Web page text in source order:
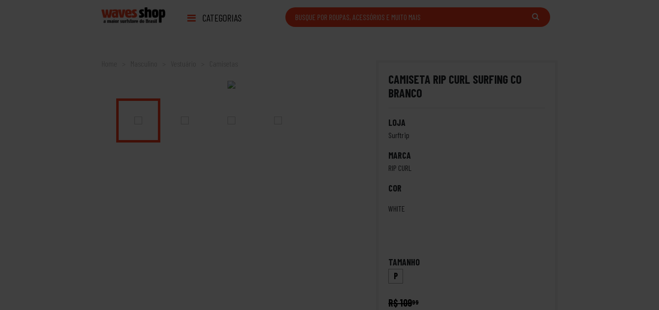
CATEGORIAS
Home Camisetas
CAMISETA RIP CURL SURFING CO
BRANCO
LOJA
Surftrip
MARCA
RIP CURL
COR
WHITE
TAMANHO
P
R$ 10999